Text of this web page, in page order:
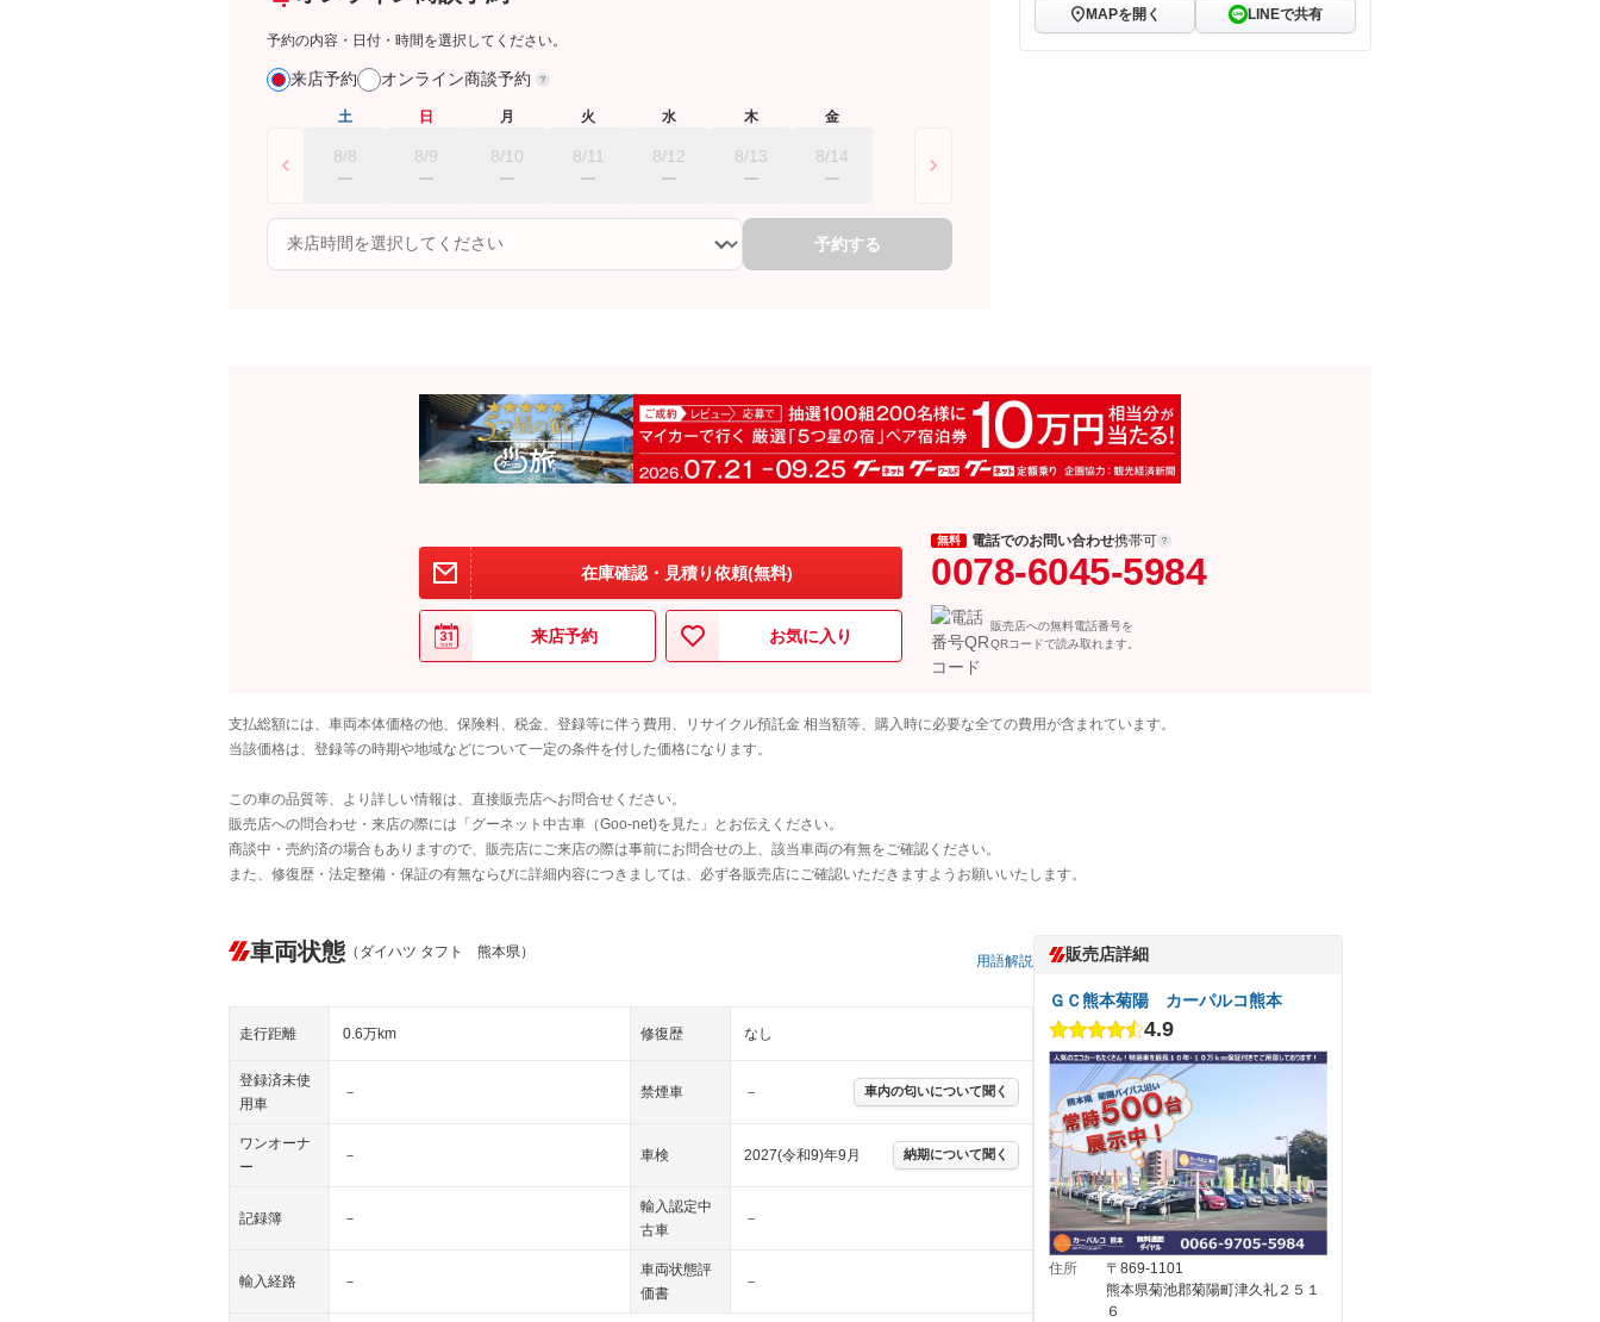
予約の内容・日付・時間を選択してください。
来店予約 オンライン商談予約
土
8/8
日
8/9
月
8/10
火
8/11
水
8/12
木
8/13
金
8/14
予約する
MAPを開く LINEで共有
在庫確認・見積り依頼(無料)
来店予約 お気に入り
無料 電話でのお問い合わせ携帯可
0078-6045-5984
販売店への無料電話番号を
QRコードで読み取れます。
支払総額には、車両本体価格の他、保険料、税金、登録等に伴う費用、リサイクル預託金 相当額等、購入時に必要な全ての費用が含まれています。
当該価格は、登録等の時期や地域などについて一定の条件を付した価格になります。
この車の品質等、より詳しい情報は、直接販売店へお問合せください。
販売店への問合わせ・来店の際には「グーネット中古車（Goo-net)を見た」とお伝えください。
商談中・売約済の場合もありますので、販売店にご来店の際は事前にお問合せの上、該当車両の有無をご確認ください。
また、修復歴・法定整備・保証の有無ならびに詳細内容につきましては、必ず各販売店にご確認いただきますようお願いいたします。
車両状態 （ダイハツ タフト 熊本県）
用語解説
走行距離 0.6万km 修復歴 なし
登録済未使
用車
－ 禁煙車 － 車内の匂いについて聞く
ワンオーナ
ー
－ 車検 2027(令和9)年9月 納期について聞く
記録簿 －
輸入認定中
古車
－
輸入経路 －
車両状態評
価書
－
販売店詳細
ＧＣ熊本菊陽 カーパルコ熊本
4.9
住所
〒869-1101
熊本県菊池郡菊陽町津久礼２５１
６